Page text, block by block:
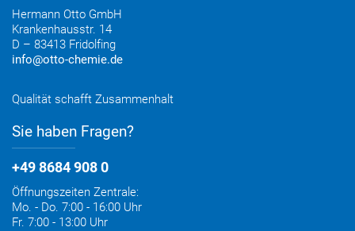
Entsorgung & Verpackungsrücknahme
Hermann Otto GmbH
Krankenhausstr. 14
D – 83413 Fridolfing
info@otto-chemie.de
Qualität schafft Zusammenhalt
Sie haben Fragen?
+49 8684 908 0
Öffnungszeiten Zentrale:
Mo. - Do. 7:00 - 16:00 Uhr
Fr. 7:00 - 13:00 Uhr